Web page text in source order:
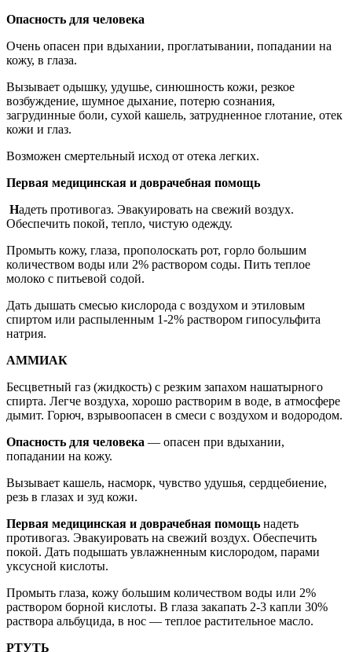
Опасность для человека
Очень опасен при вдыхании, проглатывании, попадании на
кожу, в глаза.
Вызывает одышку, удушье, синюшность кожи, резкое
возбуждение, шумное дыхание, потерю сознания,
загрудинные боли, сухой кашель, затрудненное глотание, отек
кожи и глаз.
Возможен смертельный исход от отека легких.
Первая медицинская и доврачебная помощь
Надеть противогаз. Эвакуировать на свежий воздух.
Обеспечить покой, тепло, чистую одежду.
Промыть кожу, глаза, прополоскать рот, горло большим
количеством воды или 2% раствором соды. Пить теплое
молоко с питьевой содой.
Дать дышать смесью кислорода с воздухом и этиловым
спиртом или распыленным 1-2% раствором гипосульфита
натрия.
АММИАК
Бесцветный газ (жидкость) с резким запахом нашатырного
спирта. Легче воздуха, хорошо растворим в воде, в атмосфере
дымит. Горюч, взрывоопасен в смеси с воздухом и водородом.
Опасность для человека — опасен при вдыхании,
попадании на кожу.
Вызывает кашель, насморк, чувство удушья, сердцебиение,
резь в глазах и зуд кожи.
Первая медицинская и доврачебная помощь надеть
противогаз. Эвакуировать на свежий воздух. Обеспечить
покой. Дать подышать увлажненным кислородом, парами
уксусной кислоты.
Промыть глаза, кожу большим количеством воды или 2%
раствором борной кислоты. В глаза закапать 2-3 капли 30%
раствора альбуцида, в нос — теплое растительное масло.
РТУТЬ